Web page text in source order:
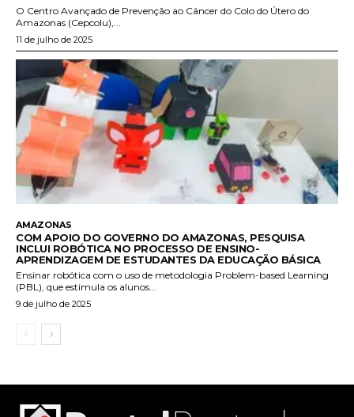
O Centro Avançado de Prevenção ao Câncer do Colo do Útero do
Amazonas (Cepcolu),...
11 de julho de 2025
AMAZONAS
COM APOIO DO GOVERNO DO AMAZONAS, PESQUISA
INCLUI ROBÓTICA NO PROCESSO DE ENSINO-
APRENDIZAGEM DE ESTUDANTES DA EDUCAÇÃO BÁSICA
Ensinar robótica com o uso de metodologia Problem-based Learning
(PBL), que estimula os alunos...
9 de julho de 2025